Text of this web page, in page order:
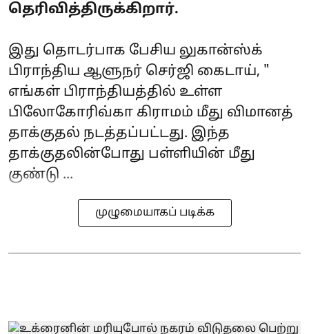
தெரிவித்திருக்கிறார்.
இது தொடர்பாக பேசிய லுகான்ஸ்க்
பிராந்திய ஆளுநர் செர்ஜி கைடாய், "
எங்கள் பிராந்தியத்தில் உள்ள
பிலோகோரிவ்கா கிராமம் மீது விமானத்
தாக்குதல் நடத்தப்பட்டது. இந்த
தாக்குதலின்போது பள்ளியின் மீது
குண்டு ...
முழுமையாகப் படிக்க